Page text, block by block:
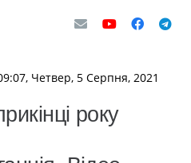
Четвер, 5 Серпня, 2021
року